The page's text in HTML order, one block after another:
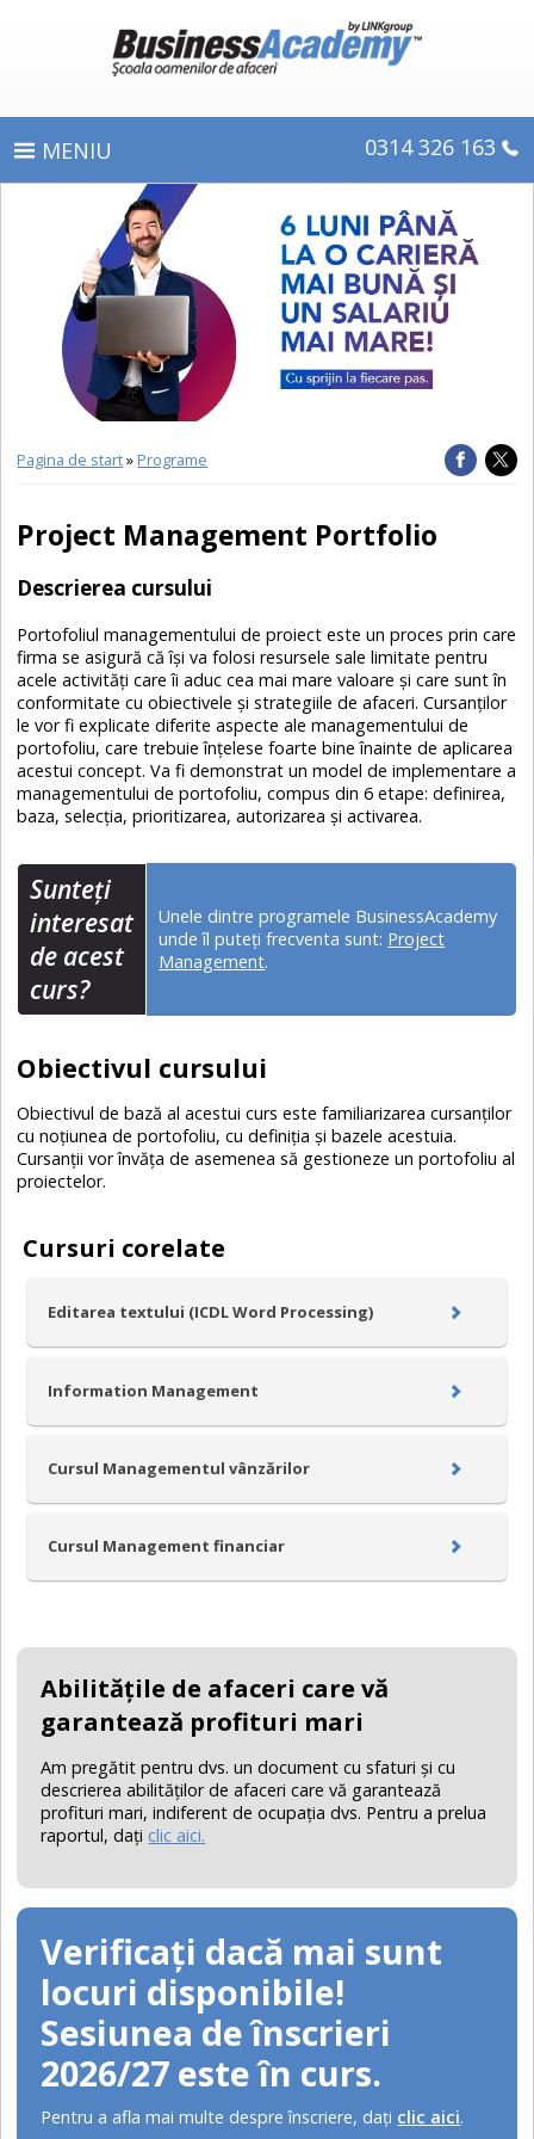
0314 326 163
CE OBŢINEŢI
E-LEARNING
Pagina de start»Programe
Project Management Portfolio
Descrierea cursului
Portofoliul managementului de proiect este un proces prin care
firma se asigură că îşi va folosi resursele sale limitate pentru
acele activităţi care îi aduc cea mai mare valoare şi care sunt în
conformitate cu obiectivele şi strategiile de afaceri. Cursanţilor
le vor fi explicate diferite aspecte ale managementului de
portofoliu, care trebuie înţelese foarte bine înainte de aplicarea
acestui concept. Va fi demonstrat un model de implementare a
managementului de portofoliu, compus din 6 etape: definirea,
baza, selecţia, prioritizarea, autorizarea şi activarea.
Sunteţi
interesat
de acest
curs?
Unele dintre programele BusinessAcademy
unde îl puteți frecventa sunt: Project
Management.
Obiectivul cursului
Obiectivul de bază al acestui curs este familiarizarea cursanţilor
cu noţiunea de portofoliu, cu definiţia şi bazele acestuia.
Cursanţii vor învăţa de asemenea să gestioneze un portofoliu al
proiectelor.
Cursuri corelate
Editarea textului (ICDL Word Processing)
Information Management
Cursul Managementul vânzărilor
Cursul Management financiar
Abilităţile de afaceri care vă
garantează profituri mari
Am pregătit pentru dvs. un document cu sfaturi şi cu
descrierea abilităţilor de afaceri care vă garantează
profituri mari, indiferent de ocupaţia dvs. Pentru a prelua
raportul, daţi clic aici.
Verificați dacă mai sunt
locuri disponibile!
Sesiunea de înscrieri
2026/27 este în curs.
Pentru a afla mai multe despre înscriere, daţi clic aici.